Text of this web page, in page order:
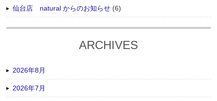
仙台店 natural からのお知らせ (6)
ARCHIVES
2026年8月
2026年7月